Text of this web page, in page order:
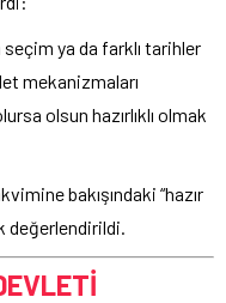
ya da farklı tarihler
mekanizmaları
olsun hazırlıklı olmak
bakışındaki “hazır
değerlendirildi.